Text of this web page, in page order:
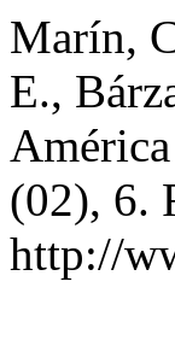
Marín,
E.,
(02), 6.
http://